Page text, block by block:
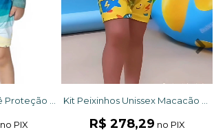
no PIX
R$ 278,29 no PIX